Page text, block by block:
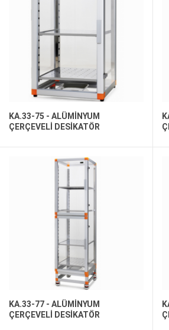
KA.33-75 - ALÜMİNYUM
ÇERÇEVELİ DESİKATÖR
KA.33-77 - ALÜMİNYUM
ÇERÇEVELİ DESİKATÖR